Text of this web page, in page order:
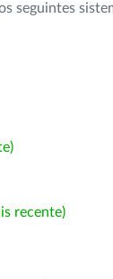
seguintes
recente)